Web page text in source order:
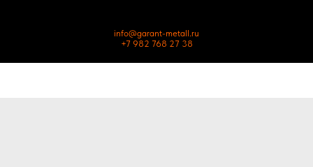
info@garant-metall.ru
+7 982 768 27 38